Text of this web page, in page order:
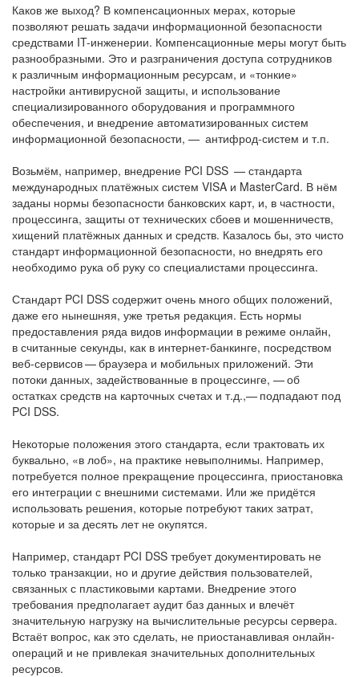
Каков же выход? В компенсационных мерах, которые
позволяют решать задачи информационной безопасности
средствами IT-инженерии. Компенсационные меры могут быть
разнообразными. Это и разграничения доступа сотрудников
к различным информационным ресурсам, и «тонкие»
настройки антивирусной защиты, и использование
специализированного оборудования и программного
обеспечения, и внедрение автоматизированных систем
информационной безопасности, — антифрод-систем и т.п.
Возьмём, например, внедрение PCI DSS — стандарта
международных платёжных систем VISA и MasterCard. В нём
заданы нормы безопасности банковских карт, и, в частности,
процессинга, защиты от технических сбоев и мошенничеств,
хищений платёжных данных и средств. Казалось бы, это чисто
стандарт информационной безопасности, но внедрять его
необходимо рука об руку со специалистами процессинга.
Стандарт PCI DSS содержит очень много общих положений,
даже его нынешняя, уже третья редакция. Есть нормы
предоставления ряда видов информации в режиме онлайн,
в считанные секунды, как в интернет-банкинге, посредством
веб-сервисов — браузера и мобильных приложений. Эти
потоки данных, задействованные в процессинге, — об
остатках средств на карточных счетах и т.д.,— подпадают под
PCI DSS.
Некоторые положения этого стандарта, если трактовать их
буквально, «в лоб», на практике невыполнимы. Например,
потребуется полное прекращение процессинга, приостановка
его интеграции с внешними системами. Или же придётся
использовать решения, которые потребуют таких затрат,
которые и за десять лет не окупятся.
Например, стандарт PCI DSS требует документировать не
только транзакции, но и другие действия пользователей,
связанных с пластиковыми картами. Внедрение этого
требования предполагает аудит баз данных и влечёт
значительную нагрузку на вычислительные ресурсы сервера.
Встаёт вопрос, как это сделать, не приостанавливая онлайн-
операций и не привлекая значительных дополнительных
ресурсов.